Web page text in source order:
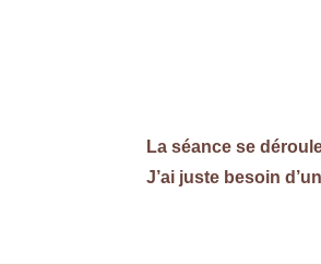
La séance se
J’ai juste besoin